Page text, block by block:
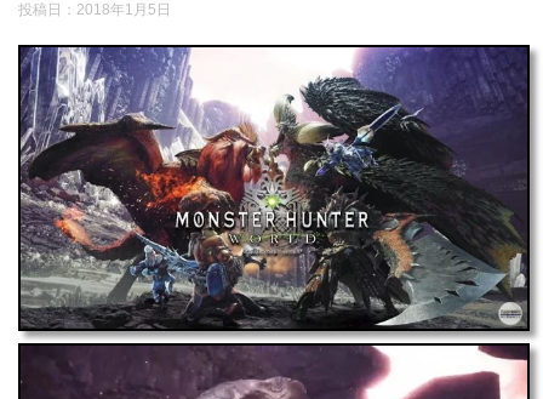
投稿日： 2018年1月5日